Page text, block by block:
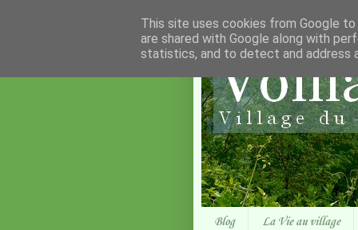
Blog La Vie au village
This site uses cookies from Google
are shared with Google along with
statistics, and to detect and address